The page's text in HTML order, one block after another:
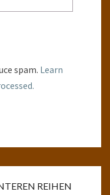
spam. Learn
REIHEN